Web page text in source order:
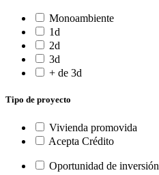
Monoambiente
1d
2d
3d
+ de 3d
Tipo de proyecto
Vivienda promovida
Acepta Crédito
Oportunidad de inversión